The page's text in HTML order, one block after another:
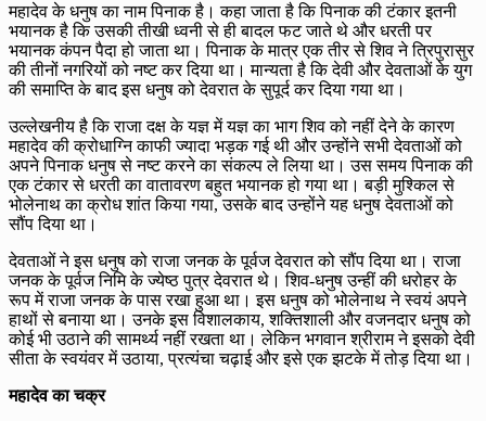
महादेव के धनुष का नाम पिनाक है। कहा जाता है कि पिनाक की टंकार इतनी
भयानक है कि उसकी तीखी ध्वनी से ही बादल फट जाते थे और धरती पर
भयानक कंपन पैदा हो जाता था। पिनाक के मात्र एक तीर से शिव ने त्रिपुरासुर
की तीनों नगरियों को नष्ट कर दिया था। मान्यता है कि देवी और देवताओं के युग
की समाप्ति के बाद इस धनुष को देवरात के सुपूर्द कर दिया गया था।
उल्लेखनीय है कि राजा दक्ष के यज्ञ में यज्ञ का भाग शिव को नहीं देने के कारण
महादेव की क्रोधाग्नि काफी ज्यादा भड़क गई थी और उन्होंने सभी देवताओं को
अपने पिनाक धनुष से नष्ट करने का संकल्प ले लिया था। उस समय पिनाक की
एक टंकार से धरती का वातावरण बहुत भयानक हो गया था। बड़ी मुश्किल से
भोलेनाथ का क्रोध शांत किया गया, उसके बाद उन्होंने यह धनुष देवताओं को
सौंप दिया था।
देवताओं ने इस धनुष को राजा जनक के पूर्वज देवरात को सौंप दिया था। राजा
जनक के पूर्वज निमि के ज्येष्ठ पुत्र देवरात थे। शिव-धनुष उन्हीं की धरोहर के
रूप में राजा जनक के पास रखा हुआ था। इस धनुष को भोलेनाथ ने स्वयं अपने
हाथों से बनाया था। उनके इस विशालकाय, शक्तिशाली और वजनदार धनुष को
कोई भी उठाने की सामर्थ्य नहीं रखता था। लेकिन भगवान श्रीराम ने इसको देवी
सीता के स्वयंवर में उठाया, प्रत्यंचा चढ़ाई और इसे एक झटके में तोड़ दिया था।
महादेव का चक्र